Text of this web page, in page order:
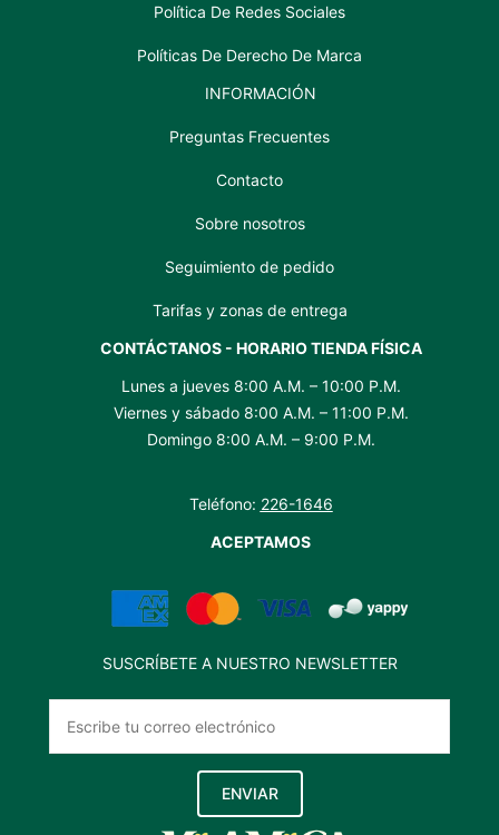
Política De Redes Sociales
Políticas De Derecho De Marca
INFORMACIÓN
Preguntas Frecuentes
Contacto
Sobre nosotros
Seguimiento de pedido
Tarifas y zonas de entrega
CONTÁCTANOS - HORARIO TIENDA FÍSICA
Lunes a jueves 8:00 A.M. – 10:00 P.M.
Viernes y sábado 8:00 A.M. – 11:00 P.M.
Domingo 8:00 A.M. – 9:00 P.M.
Teléfono: 226-1646
ACEPTAMOS
SUSCRÍBETE A NUESTRO NEWSLETTER
ENVIAR